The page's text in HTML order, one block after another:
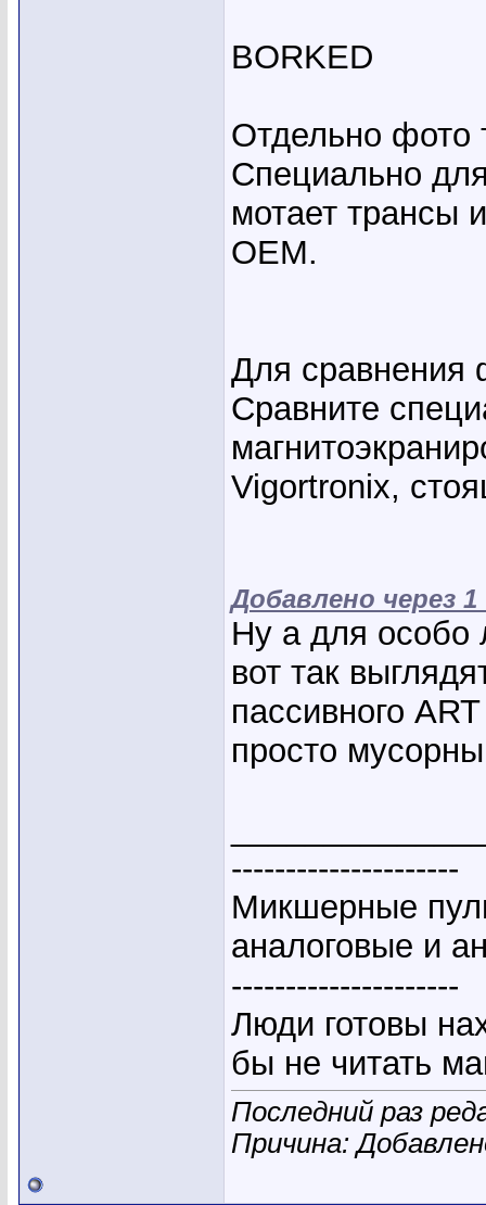
BORKED
Отдельно фото
Специально
мотает трансы
OEM.
Для сравнения
Сравните
Vigortronix,
Добавлено через
Ну а для особо
вот так
пассивного
просто
---------------------
Микшерные
аналоговые и
---------------------
Люди готовы
бы не читать
Последний раз
Причина: